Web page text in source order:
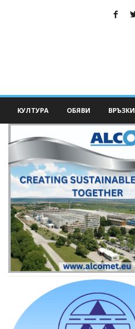
КУЛТУРА ОБЯВИ ВРЪЗКИ